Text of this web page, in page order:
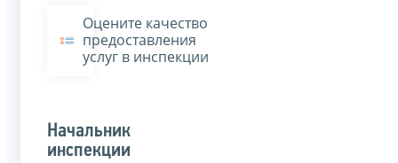
Оцените качество
предоставления
услуг в инспекции
Начальник
инспекции